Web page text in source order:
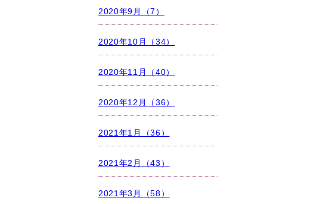
2020年9月（7）
2020年10月（34）
2020年11月（40）
2020年12月（36）
2021年1月（36）
2021年2月（43）
2021年3月（58）